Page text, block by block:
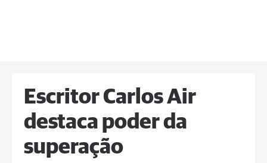
Escritor Carlos Air
destaca poder da
superação